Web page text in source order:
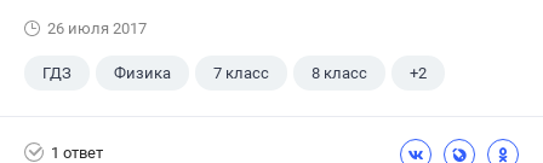
26 июля 2017
ГДЗ Физика 7 класс 8 класс +2
1 ответ